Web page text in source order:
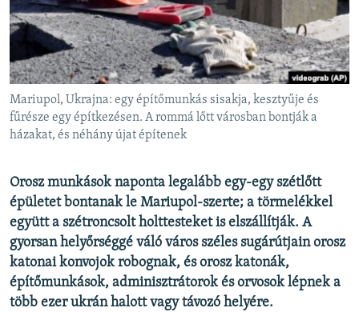
EURÓPAI UNIÓ
VILÁG
KLÍMAVÁLTOZÁS
A MÚLT TANULSÁGAI
KÖVESSEN MINKET!
Valamennyi RFE/RL weboldal
Mariupol, Ukrajna: egy építőmunkás sisakja, kesztyűje és
fűrésze egy építkezésen. A rommá lőtt városban bontják a
házakat, és néhány újat építenek
Orosz munkások naponta legalább egy-egy szétlőtt
épületet bontanak le Mariupol-szerte; a törmelékkel
együtt a szétroncsolt holttesteket is elszállítják. A
gyorsan helyőrséggé váló város széles sugárútjain orosz
katonai konvojok robognak, és orosz katonák,
építőmunkások, adminisztrátorok és orvosok lépnek a
több ezer ukrán halott vagy távozó helyére.